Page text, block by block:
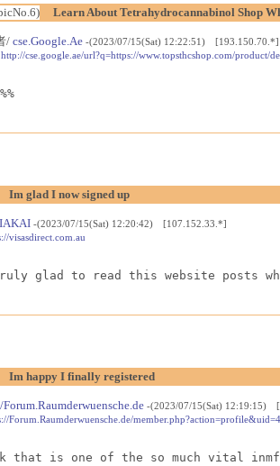
Learn About Tetrahydrocannabinol Shop
/cse.Google.Ae -(2023/07/15(Sat) 12:22:51) [193.150.70.*]
http://cse.google.ae/url?q=https://www.topsthcshop.com/
%%
Im glad I now signed up
-(2023/07/15(Sat) 12:20:42) [107.152.33.*]
visasdirect.com.au
glad to read this website posts
Im happy I finally registered
-(2023/07/15(Sat) 12:19:15)
Forum.Raumderwuensche.de/
that is one of the so much vital